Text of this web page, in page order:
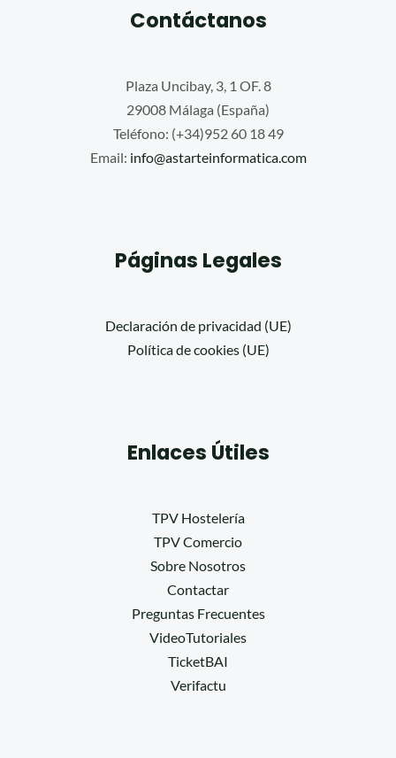
Contáctanos
Plaza Uncibay, 3, 1 OF. 8
29008 Málaga (España)
Teléfono: (+34)952 60 18 49
Email: info@astarteinformatica.com
Páginas Legales
Declaración de privacidad (UE)
Política de cookies (UE)
Enlaces Útiles
TPV Hostelería
TPV Comercio
Sobre Nosotros
Contactar
Preguntas Frecuentes
VideoTutoriales
TicketBAI
Verifactu